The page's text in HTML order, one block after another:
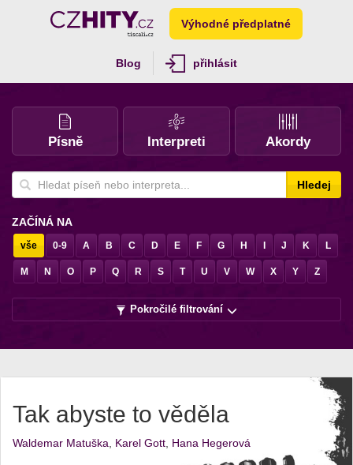
Výhodné předplatné
Blog přihlásit
Písně Interpreti Akordy
Hledej
ZAČÍNÁ NA
vše 0-9 A B C D E F G H J K L
M N O P Q R S T U V W X Y Z
Pokročilé filtrování
Tak abyste to věděla
Waldemar Matuška Karel Gott Hana Hegerová